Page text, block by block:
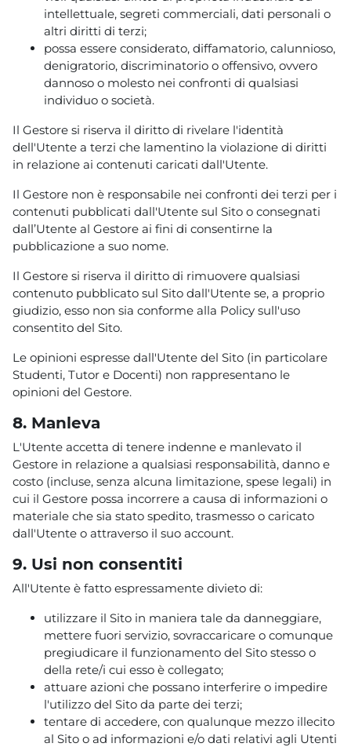
intellettuale, segreti commerciali, dati personali o
altri diritti di terzi;
possa essere considerato, diffamatorio, calunnioso,
denigratorio, discriminatorio o offensivo, ovvero
dannoso o molesto nei confronti di qualsiasi
individuo o società.
Il Gestore si riserva il diritto di rivelare l'identità
dell'Utente a terzi che lamentino la violazione di diritti
in relazione ai contenuti caricati dall'Utente.
Il Gestore non è responsabile nei confronti dei terzi per i
contenuti pubblicati dall'Utente sul Sito o consegnati
dall’Utente al Gestore ai fini di consentirne la
pubblicazione a suo nome.
Il Gestore si riserva il diritto di rimuovere qualsiasi
contenuto pubblicato sul Sito dall'Utente se, a proprio
giudizio, esso non sia conforme alla Policy sull'uso
consentito del Sito.
Le opinioni espresse dall'Utente del Sito (in particolare
Studenti, Tutor e Docenti) non rappresentano le
opinioni del Gestore.
8. Manleva
L'Utente accetta di tenere indenne e manlevato il
Gestore in relazione a qualsiasi responsabilità, danno e
costo (incluse, senza alcuna limitazione, spese legali) in
cui il Gestore possa incorrere a causa di informazioni o
materiale che sia stato spedito, trasmesso o caricato
dall'Utente o attraverso il suo account.
9. Usi non consentiti
All'Utente è fatto espressamente divieto di:
utilizzare il Sito in maniera tale da danneggiare,
mettere fuori servizio, sovraccaricare o comunque
pregiudicare il funzionamento del Sito stesso o
della rete/i cui esso è collegato;
attuare azioni che possano interferire o impedire
l'utilizzo del Sito da parte dei terzi;
tentare di accedere, con qualunque mezzo illecito
al Sito o ad informazioni e/o dati relativi agli Utenti